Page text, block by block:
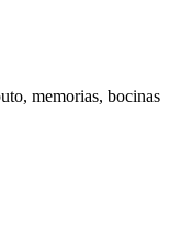
memorias, bocinas